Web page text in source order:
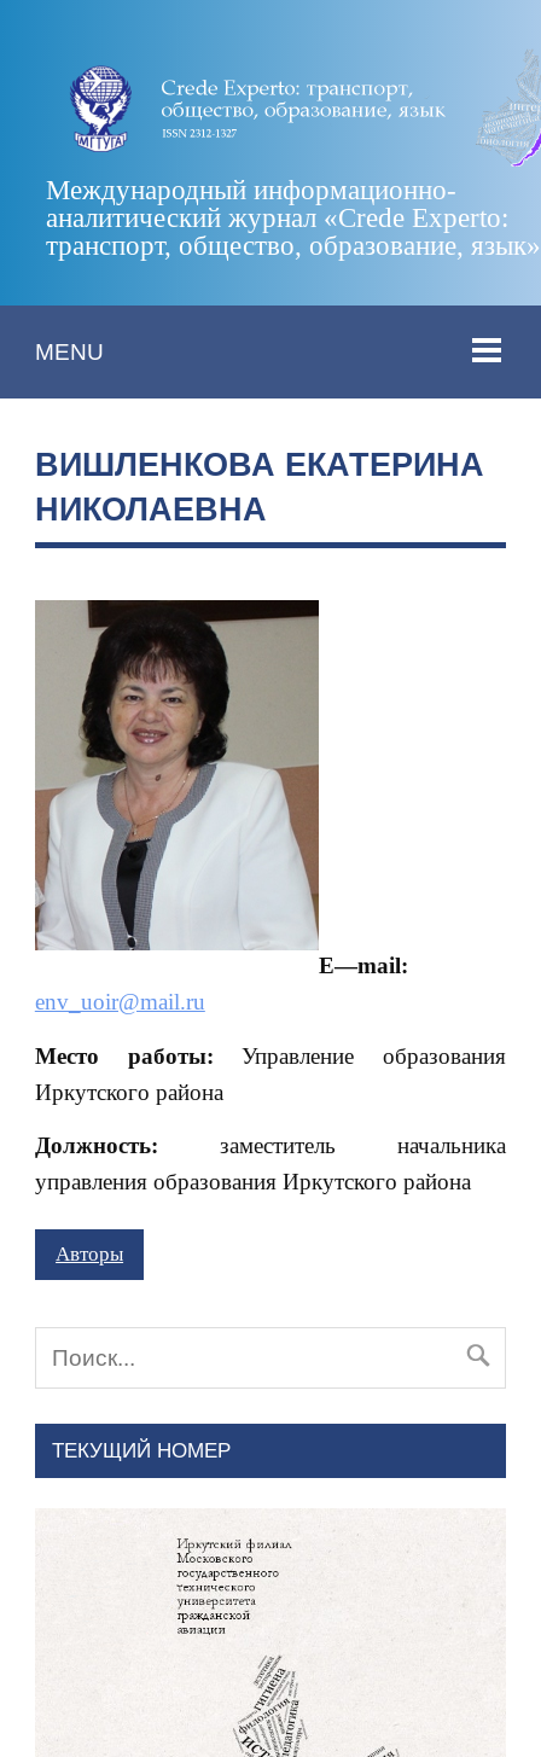
Международный информационно-
аналитический журнал «Crede Experto:
транспорт, общество, образование, язык»
MENU
ВИШЛЕНКОВА ЕКАТЕРИНА
НИКОЛАЕВНА
E—mail:
env_uoir@mail.ru
Место работы:Управление образования
Иркутского района
Должность: заместитель начальника
управления образования Иркутского района
Авторы
ТЕКУЩИЙ НОМЕР